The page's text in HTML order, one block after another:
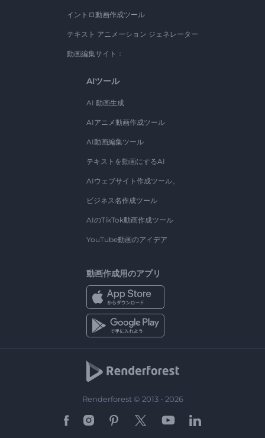
イントロ動画作成ツール
テキスト アニメーション ジェネレーター
動画編集サイト：
AIツール
AI 動画生成
AIアニメ動画作成ツール
AI動画編集ツール
テキストを動画にするAI
AIウェブサイト作成ツール。
ビジネス名作成ツール
AIのTikTok動画作成ツール
YouTube動画のアイデア
動画作成用のアプリ
Renderforest © 2013 - 2026